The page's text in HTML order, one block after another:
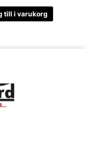
till i varukorg